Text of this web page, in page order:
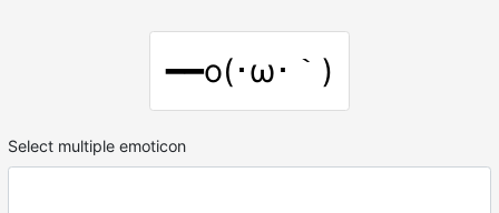
━━o(･ω･｀)
Select multiple emoticon